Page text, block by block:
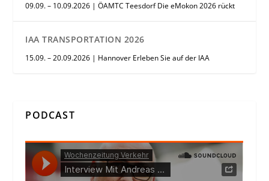
09.09. – 10.09.2026 | ÖAMTC Teesdorf Die eMokon 2026 rückt
IAA TRANSPORTATION 2026
15.09. – 20.09.2026 | Hannover Erleben Sie auf der IAA
PODCAST